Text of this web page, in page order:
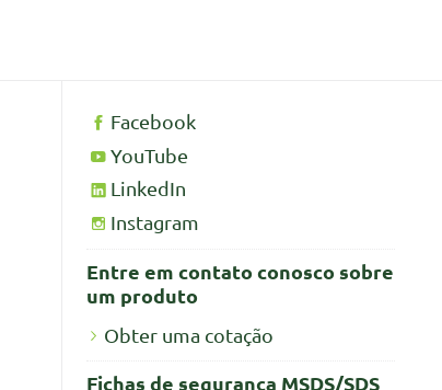
Facebook
YouTube
LinkedIn
Instagram
Entre em contato conosco sobre
um produto
Obter uma cotação
Fichas de segurança MSDS/SDS